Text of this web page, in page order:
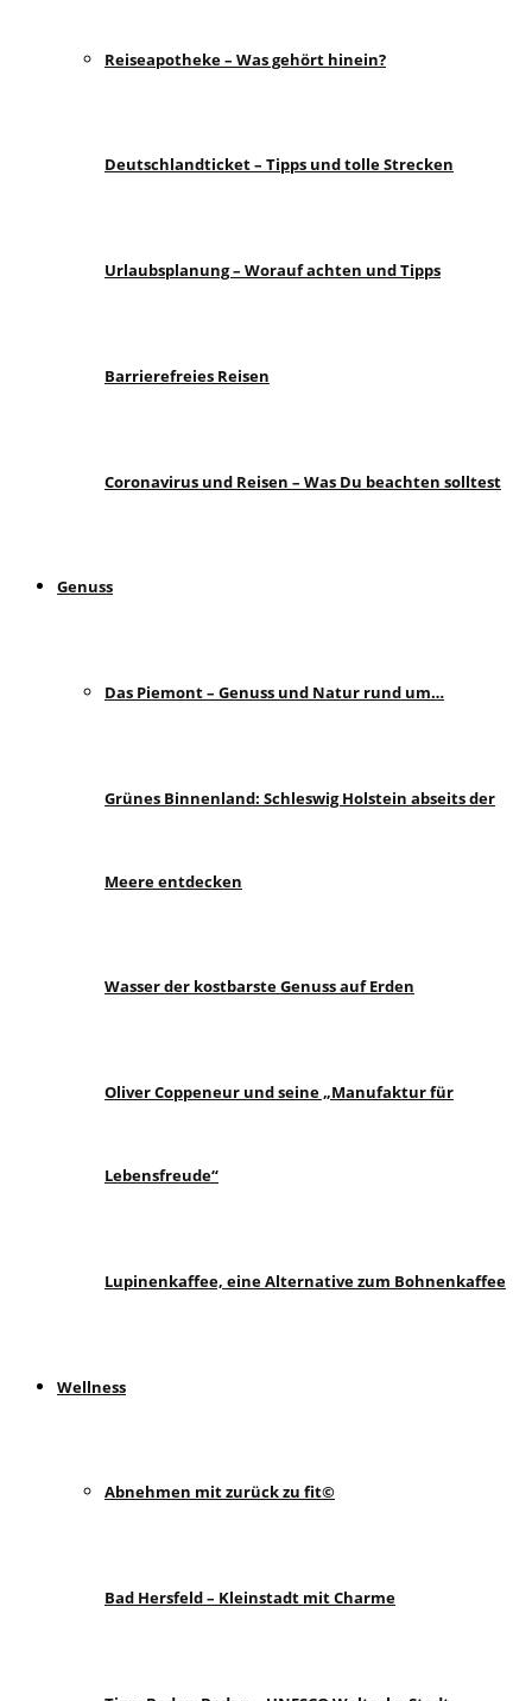
Reiseapotheke – Was gehört hinein?
Deutschlandticket – Tipps und tolle Strecken
Urlaubsplanung – Worauf achten und Tipps
Barrierefreies Reisen
Coronavirus und Reisen – Was Du beachten solltest
Genuss
Das Piemont – Genuss und Natur rund um…
Grünes Binnenland: Schleswig Holstein abseits der
Meere entdecken
Wasser der kostbarste Genuss auf Erden
Oliver Coppeneur und seine „Manufaktur für
Lebensfreude“
Lupinenkaffee, eine Alternative zum Bohnenkaffee
Wellness
Abnehmen mit zurück zu fit©
Bad Hersfeld – Kleinstadt mit Charme